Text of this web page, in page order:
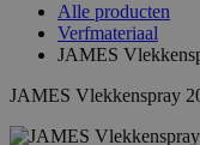
Alle producten
Verfmateriaal
JAMES
JAMES Vlekkenspray